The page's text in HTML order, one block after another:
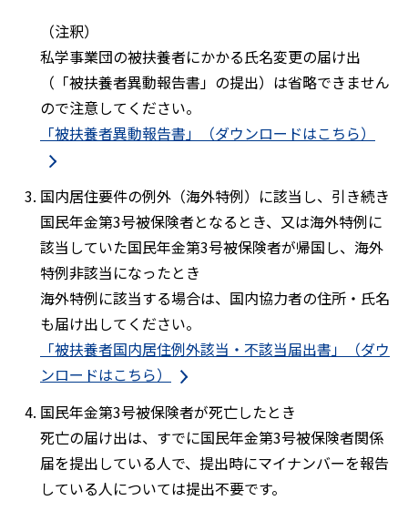
（注釈）
私学事業団の被扶養者にかかる氏名変更の届け出
（「被扶養者異動報告書」の提出）は省略できません
ので注意してください。
「被扶養者異動報告書」（ダウンロードはこちら）
国内居住要件の例外（海外特例）に該当し、引き続き
国民年金第3号被保険者となるとき、又は海外特例に
該当していた国民年金第3号被保険者が帰国し、海外
特例非該当になったとき
海外特例に該当する場合は、国内協力者の住所・氏名
も届け出してください。
「被扶養者国内居住例外該当・不該当届出書」（ダウ
ンロードはこちら）
国民年金第3号被保険者が死亡したとき
死亡の届け出は、すでに国民年金第3号被保険者関係
届を提出している人で、提出時にマイナンバーを報告
している人については提出不要です。